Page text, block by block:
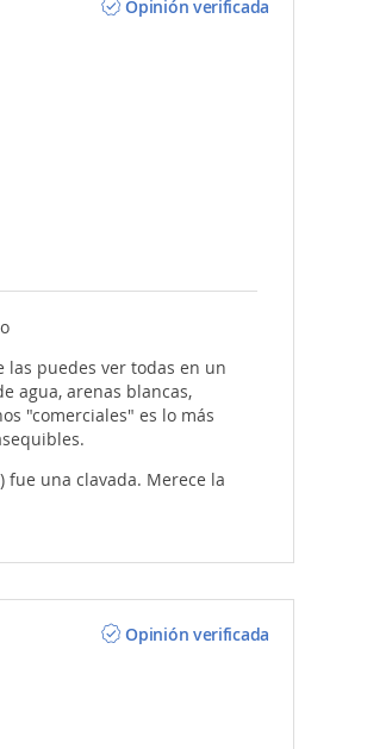
Opinión verificada
las puedes ver todas en un
agua, arenas blancas,
"comerciales" es lo más
fue una clavada. Merece la
Opinión verificada